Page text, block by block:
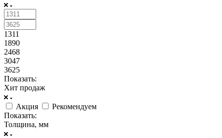
1311
1890
2468
3047
3625
Показать:
Хит продаж
Акция
Рекомендуем
Показать:
Толщина, мм